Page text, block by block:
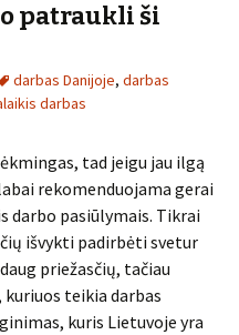
patraukli ši
darbas Danijoje, darbas
darbas
tad jeigu jau ilgą
rekomenduojama gerai
darbo pasiūlymais. Tikrai
išvykti padirbėti svetur
priežasčių, tačiau
teikia darbas
kuris Lietuvoje yra